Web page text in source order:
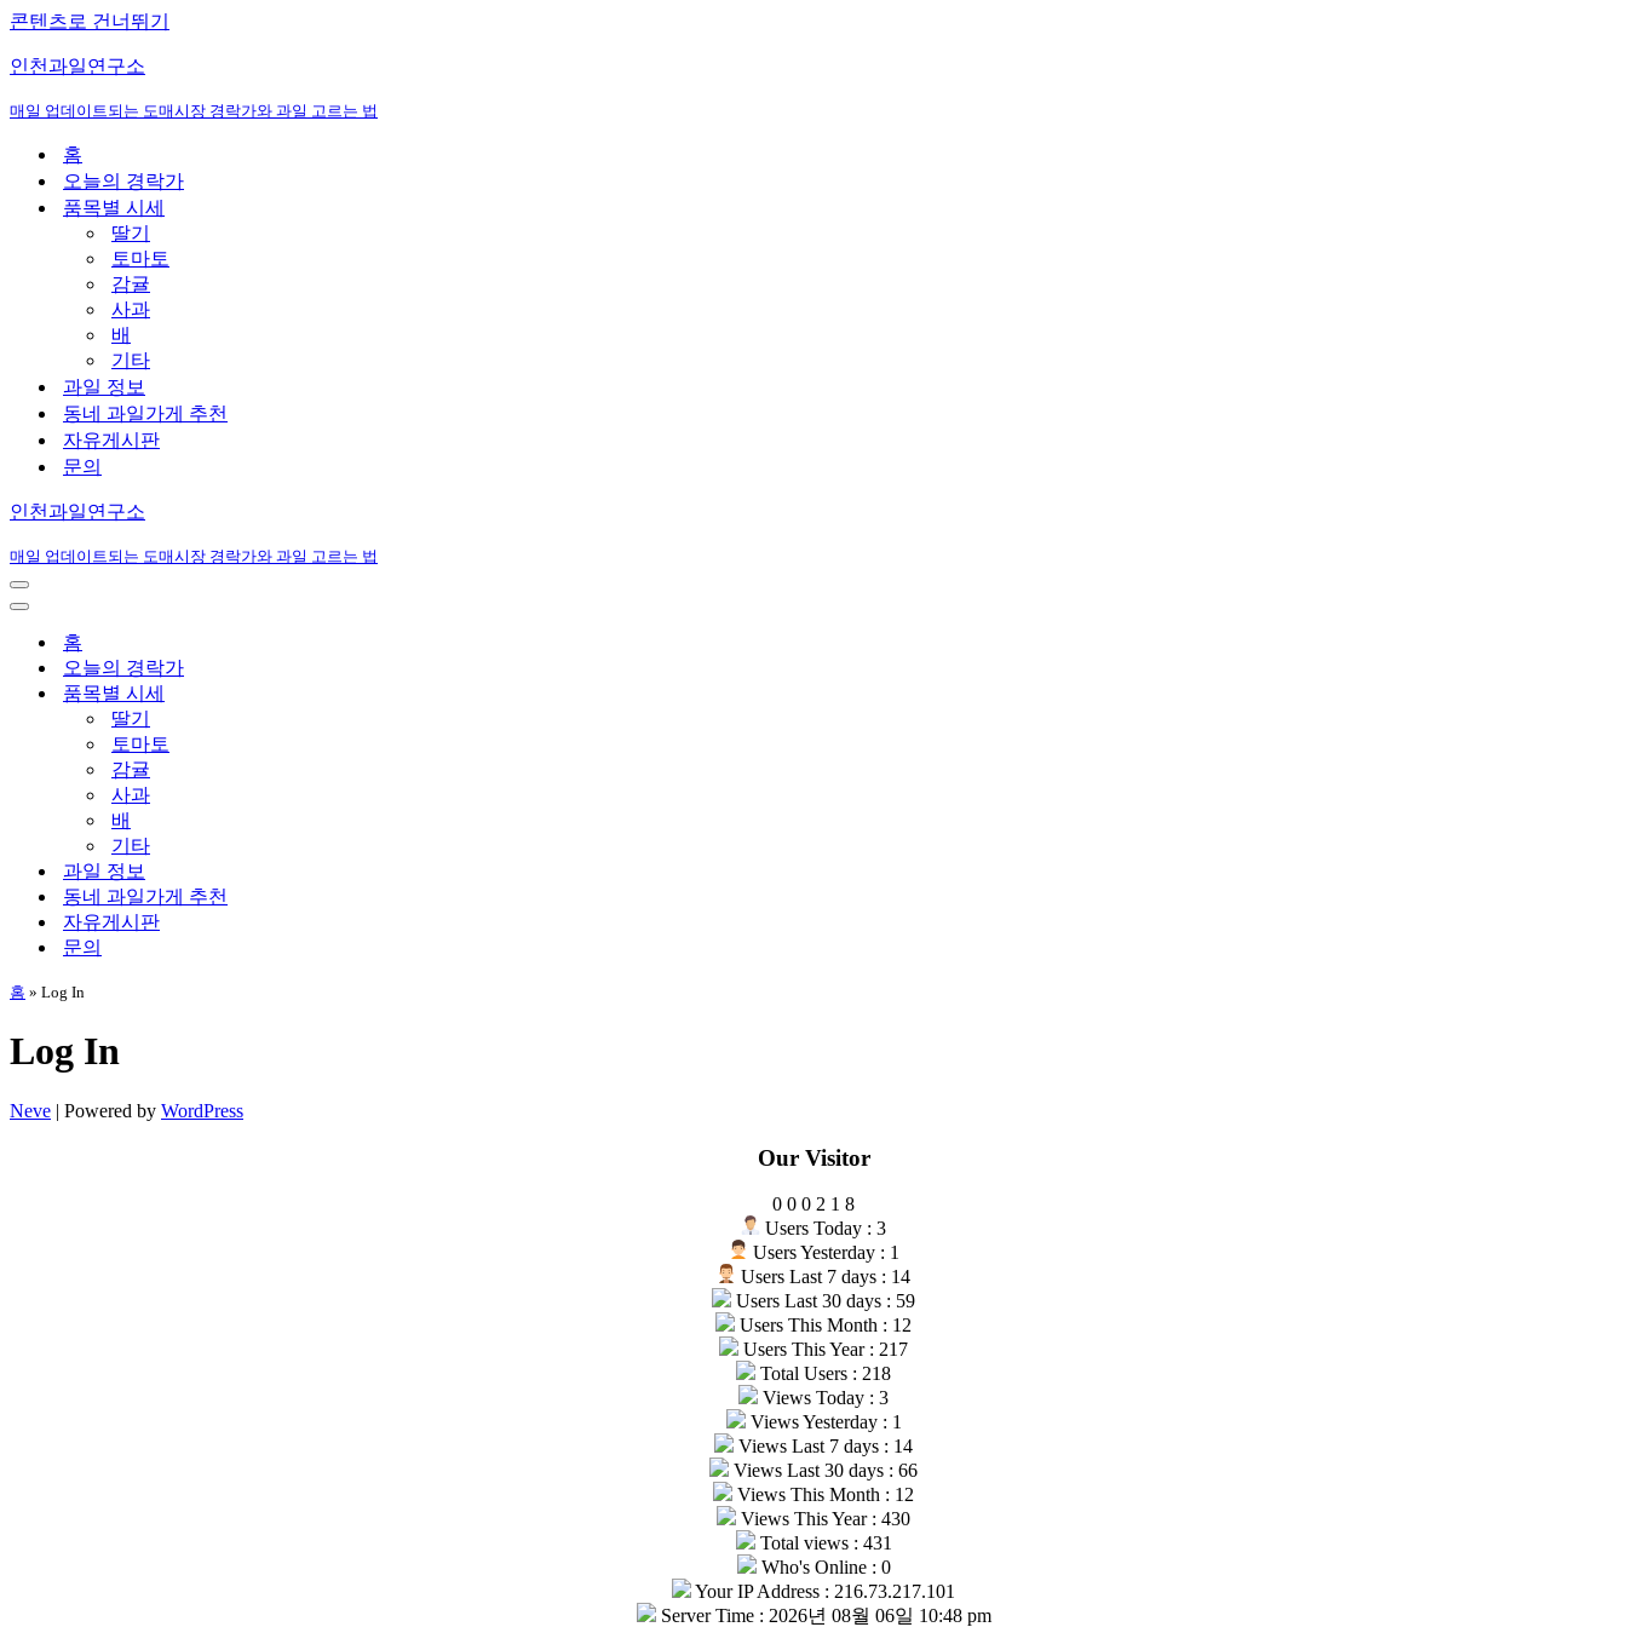
콘텐츠로 건너뛰기
인천과일연구소
매일 업데이트되는 도매시장 경락가와 과일 고르는 법
홈
오늘의 경락가
품목별 시세
딸기
토마토
감귤
사과
배
기타
과일 정보
동네 과일가게 추천
자유게시판
문의
인천과일연구소
매일 업데이트되는 도매시장 경락가와 과일 고르는 법
내
비
내
홈
오늘의 경락가
품목별 시세
딸기
토마토
감귤
사과
배
기타
과일 정보
동네 과일가게 추천
자유게시판
문의
홈 » Log In
Log In
Neve | Powered by WordPress
Our Visitor
0 0 0 2 1 8
Users Today : 3
Users Yesterday : 1
Users Last 7 days : 14
Users Last 30 days : 59
Users This Month : 12
Users This Year : 217
Total Users : 218
Views Today : 3
Views Yesterday : 1
Views Last 7 days : 14
Views Last 30 days : 66
Views This Month : 12
Views This Year : 430
Total views : 431
Who's Online : 0
Your IP Address : 216.73.217.101
Server Time : 2026년 08월 06일 10:48 pm